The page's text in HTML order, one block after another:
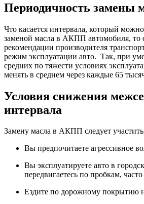
Периодичность замены
Что касается интервала, который
заменой масла в АКПП автомобиля, то
рекомендации производителя
режим эксплуатации авто. Так, при
средних по тяжести условиях
менять в среднем через каждые 65
Условия снижения
интервала
Замену масла в АКПП следует
Вы предпочитаете агрессивное
Вы эксплуатируете авто в
передвигаетесь по пробкам, часто
Ездите по дорожному покрытию